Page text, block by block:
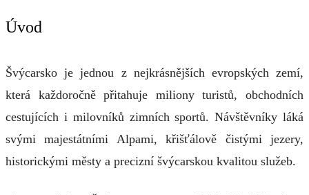
Úvod
Švýcarsko je jednou z nejkrásnějších evropských zemí,
která každoročně přitahuje miliony turistů, obchodních
cestujících i milovníků zimních sportů. Návštěvníky láká
svými majestátními Alpami, křišťálově čistými jezery,
historickými městy a precizní švýcarskou kvalitou služeb.